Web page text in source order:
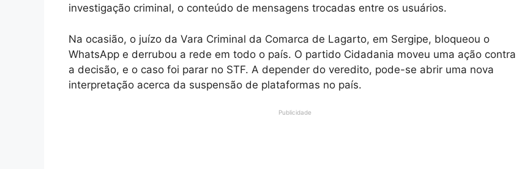
investigação criminal, o conteúdo de mensagens trocadas entre os usuários.
Na ocasião, o juízo da Vara Criminal da Comarca de Lagarto, em Sergipe, bloqueou o
WhatsApp e derrubou a rede em todo o país. O partido Cidadania moveu uma ação contra
a decisão, e o caso foi parar no STF. A depender do veredito, pode-se abrir uma nova
interpretação acerca da suspensão de plataformas no país.
Publicidade